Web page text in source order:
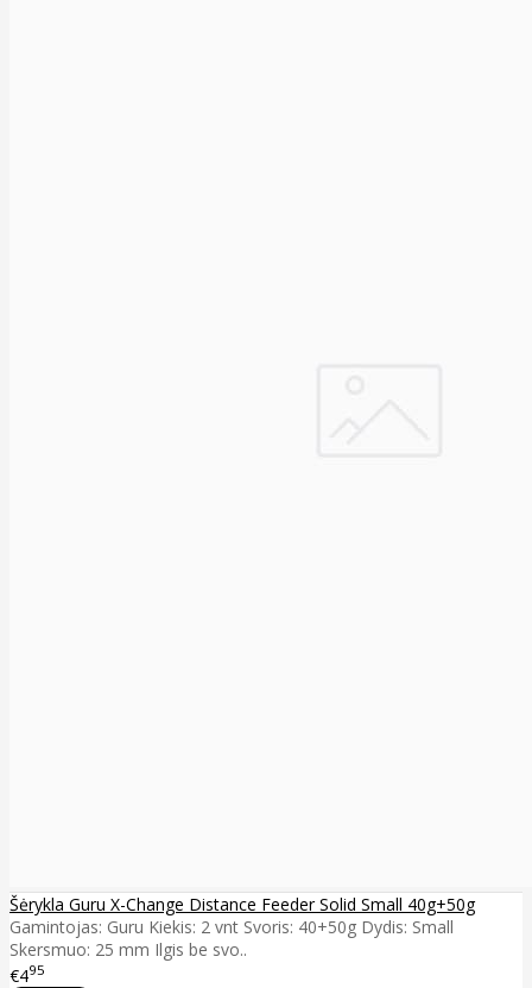
Šėrykla Guru X-Change Distance Feeder Solid Small 40g+50g
Gamintojas: Guru Kiekis: 2 vnt Svoris: 40+50g Dydis: Small
Skersmuo: 25 mm Ilgis be svo..
€495